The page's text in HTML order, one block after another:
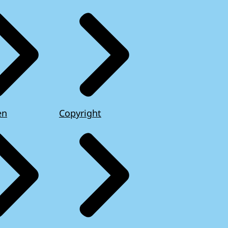
Copyright